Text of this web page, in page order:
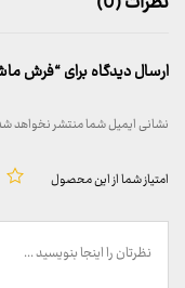
ارسال دیدگاه برای “فرش
نشانی ایمیل شما منتشر نخواهد
امتیاز شما از این محصول